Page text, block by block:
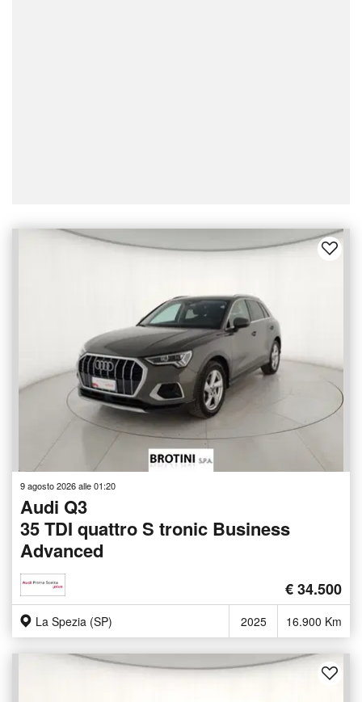
9 agosto 2026 alle 01:20
Audi Q3
35 TDI quattro S tronic Business
Advanced
€ 34.500
La Spezia (SP) 2025 16.900 Km